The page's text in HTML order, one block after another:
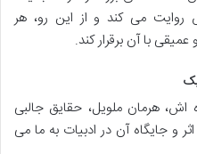
روایت می کند و از این رو، هر
با آن برقرار کند.
هرمان ملویل، حقایق جالبی
و جایگاه آن در ادبیات به ما می